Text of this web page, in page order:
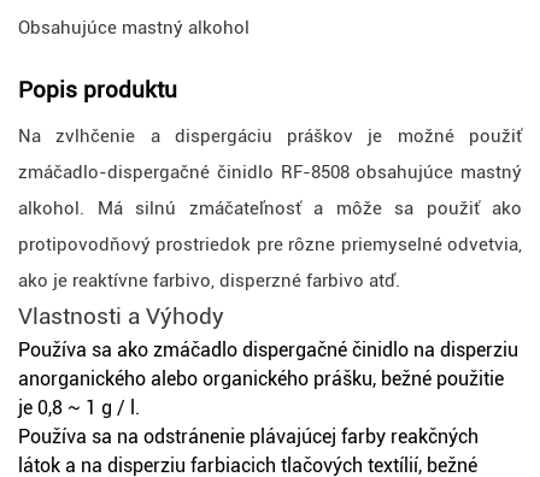
Obsahujúce mastný alkohol
Popis produktu
Na zvlhčenie a dispergáciu práškov je možné použiť
zmáčadlo-dispergačné činidlo RF-8508 obsahujúce mastný
alkohol. Má silnú zmáčateľnosť a môže sa použiť ako
protipovodňový prostriedok pre rôzne priemyselné odvetvia,
ako je reaktívne farbivo, disperzné farbivo atď.
Vlastnosti a Výhody
Používa sa ako zmáčadlo dispergačné činidlo na disperziu
anorganického alebo organického prášku, bežné použitie
je 0,8 ~ 1 g / l.
Používa sa na odstránenie plávajúcej farby reakčných
látok a na disperziu farbiacich tlačových textílií, bežné